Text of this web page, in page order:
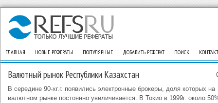
ГЛАВНАЯ НОВЫЕ РЕФЕРАТЫ ПОПУЛЯРНЫЕ ДОБАВИТЬ РЕФЕРАТ ПОИСК
Валютный рынок Республики Казахстан
В середине 90-хг.г. появились электронные брокеры, доля которых на
валютном рынке постоянно увеличивается. В Токио в 1999г. около